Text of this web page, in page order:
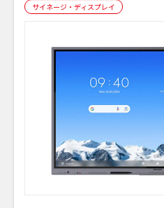
サイネージ・ディスプレイ